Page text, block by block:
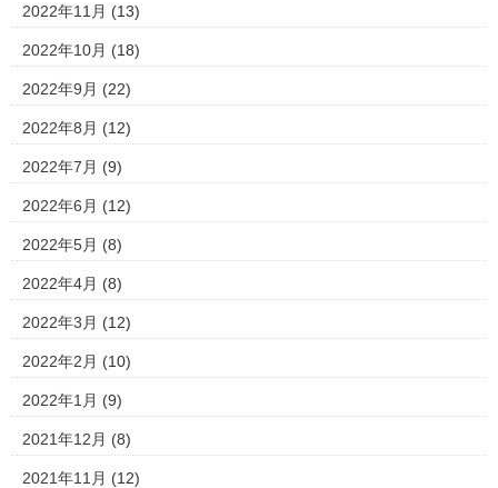
2022年11月 (13)
2022年10月 (18)
2022年9月 (22)
2022年8月 (12)
2022年7月 (9)
2022年6月 (12)
2022年5月 (8)
2022年4月 (8)
2022年3月 (12)
2022年2月 (10)
2022年1月 (9)
2021年12月 (8)
2021年11月 (12)